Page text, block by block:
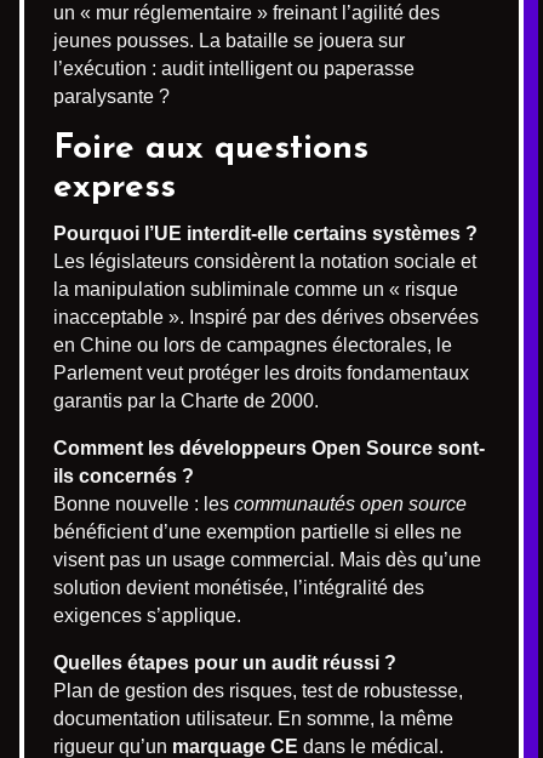
un « mur réglementaire » freinant l’agilité des
jeunes pousses. La bataille se jouera sur
l’exécution : audit intelligent ou paperasse
paralysante ?
Foire aux questions
express
Pourquoi l’UE interdit-elle certains systèmes ?
Les législateurs considèrent la notation sociale et
la manipulation subliminale comme un « risque
inacceptable ». Inspiré par des dérives observées
en Chine ou lors de campagnes électorales, le
Parlement veut protéger les droits fondamentaux
garantis par la Charte de 2000.
Comment les développeurs Open Source sont-
ils concernés ?
Bonne nouvelle : les communautés open source
bénéficient d’une exemption partielle si elles ne
visent pas un usage commercial. Mais dès qu’une
solution devient monétisée, l’intégralité des
exigences s’applique.
Quelles étapes pour un audit réussi ?
Plan de gestion des risques, test de robustesse,
documentation utilisateur. En somme, la même
rigueur qu’un marquage CE dans le médical.